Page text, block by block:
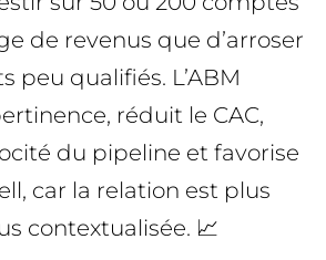
de revenus que d’arroser
peu qualifiés. L’ABM
réduit le CAC,
du pipeline et favorise
car la relation est plus
contextualisée. 📈